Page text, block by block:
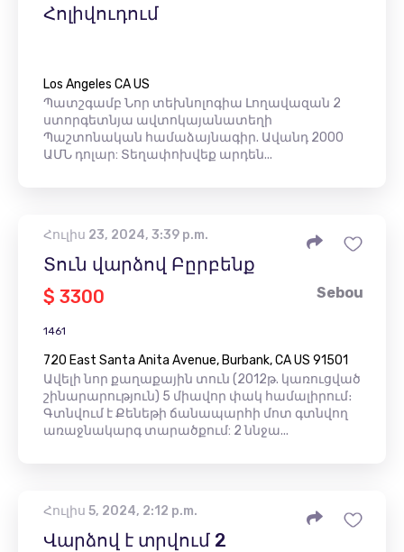
Հոլիվուդում
Los Angeles CA US
Պատշգամբ Նոր տեխնոլոգիա Լողավազան 2
ստորգետնյա ավտոկայանատեղի
Պաշտոնական համաձայնագիր. Ավանդ 2000
ԱՄՆ դոլար: Տեղափոխվեք արդեն...
Հուլիս 23, 2024, 3:39 p.m.
Տուն վարձով Բըրբենք
$ 3300
Sebou
1461
720 East Santa Anita Avenue, Burbank, CA US 91501
Ավելի նոր քաղաքային տուն (2012թ. կառուցված
շինարարություն) 5 միավոր փակ համալիրում։
Գտնվում է Քենեթի ճանապարհի մոտ գտնվող
առաջնակարգ տարածքում: 2 ննջա...
Հուլիս 5, 2024, 2:12 p.m.
Վարձով է տրվում 2